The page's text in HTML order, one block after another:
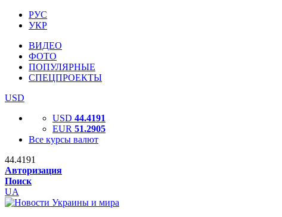
РУС
УКР
ВИДЕО
ФОТО
ПОПУЛЯРНЫЕ
СПЕЦПРОЕКТЫ
USD
USD 44.4191
EUR 51.2905
Все курсы валют
44.4191
Авторизация
Поиск
UA